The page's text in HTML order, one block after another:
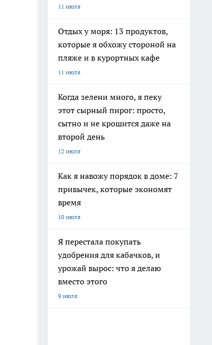
11 июля
Отдых у моря: 13 продуктов,
которые я обхожу стороной на
пляже и в курортных кафе
11 июля
Когда зелени много, я пеку
этот сырный пирог: просто,
сытно и не крошится даже на
второй день
12 июля
Как я навожу порядок в доме: 7
привычек, которые экономят
время
10 июля
Я перестала покупать
удобрения для кабачков, и
урожай вырос: что я делаю
вместо этого
9 июля